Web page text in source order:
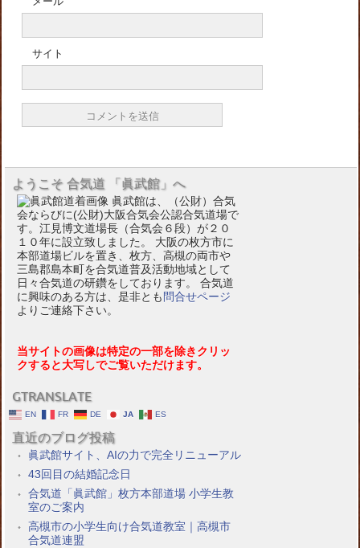
サイト
ようこそ 合気道 「眞武館」へ
眞武館は、（公財）合気
会ならびに(公財)大阪合気会公認合気道場で
す。江見博文道場長（合気会６段）が２０
１０年に設立致しました。 大阪の枚方市に
本部道場ビルを置き、枚方、高槻の両市や
三島郡島本町を合気道普及活動地域として
日々合気道の研鑽をしております。 合気道
に興味のある方は、是非とも 問合せページ
よりご連絡下さい。
当サイトの画像は特定の一部を除きクリッ
クすると大写しでご覧いただけます。
GTRANSLATE
EN FR DE JA ES
直近のブログ投稿
眞武館サイト、AIの力で完全リニューアル
43回目の結婚記念日
合気道「眞武館」枚方本部道場 小学生教
室のご案内
高槻市の小学生向け合気道教室｜高槻市
合気道連盟